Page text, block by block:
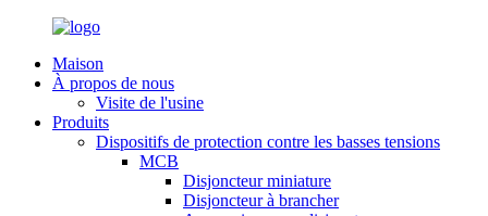
Maison
À propos de nous
Visite de l'usine
Produits
Dispositifs de protection contre les basses tensions
MCB
Disjoncteur miniature
Disjoncteur à brancher